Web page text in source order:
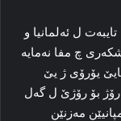
ل ئەلمانیا و
چ مفا نەمایە
یۆرۆی ژ یێ
رۆژ بۆ رۆژێ ل گەل
مەزنێن